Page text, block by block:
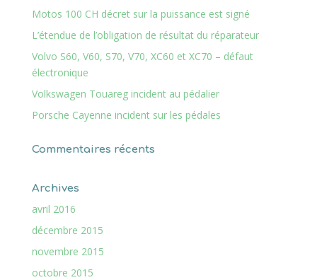
Motos 100 CH décret sur la puissance est signé
L’étendue de l’obligation de résultat du réparateur
Volvo S60, V60, S70, V70, XC60 et XC70 – défaut
électronique
Volkswagen Touareg incident au pédalier
Porsche Cayenne incident sur les pédales
Commentaires récents
Archives
avril 2016
décembre 2015
novembre 2015
octobre 2015